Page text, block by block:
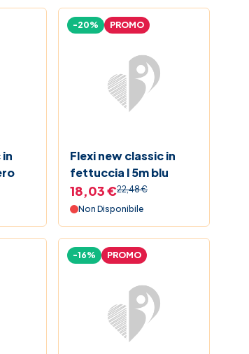
Flexi new classic in
fettuccia l 5m blu
-20% PROMO
18,03 €22,48 €
Non Disponibile
-16% PROMO